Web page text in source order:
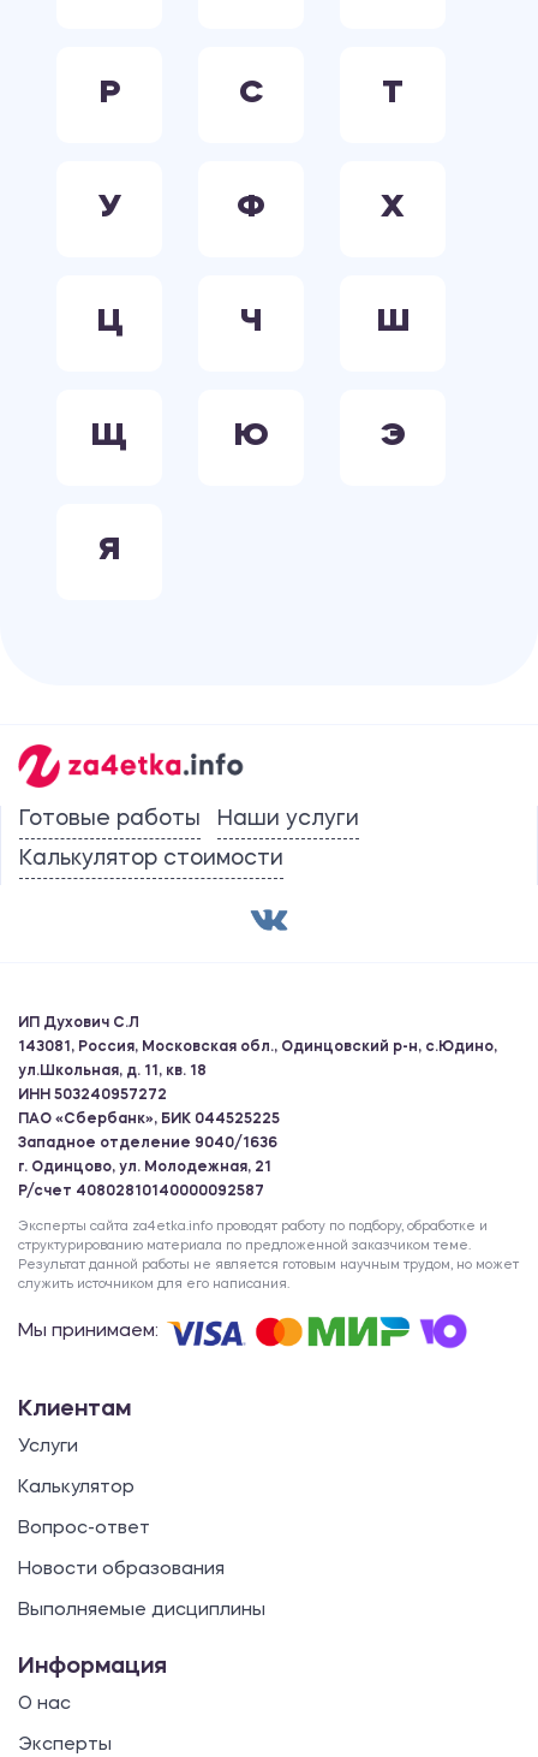
Р С Т
У Ф Х
Ц Ч Ш
Щ Ю Э
Я
Готовые работы
Наши услуги
Калькулятор стоимости
ИП Духович С.Л
143081, Россия, Московская обл., Одинцовский р-н, с.Юдино,
ул.Школьная, д. 11, кв. 18
ИНН 503240957272
ПАО «Сбербанк», БИК 044525225
Западное отделение 9040/1636
г. Одинцово, ул. Молодежная, 21
Р/счет 40802810140000092587
Эксперты сайта za4etka.info проводят работу по подбору, обработке и
структурированию материала по предложенной заказчиком теме.
Результат данной работы не является готовым научным трудом, но может
служить источником для его написания.
Мы принимаем:
Клиентам
Услуги
Калькулятор
Вопрос-ответ
Новости образования
Выполняемые дисциплины
Информация
О нас
Эксперты